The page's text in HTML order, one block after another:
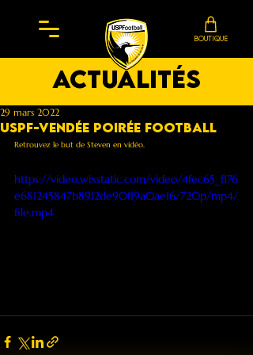
BOUTIQUE
actualités
USPF-Vendée Poirée Football
29 mars 2022
Retrouvez le but de Steven en vidéo.
https://video.wixstatic.com/video/4fec65_f176
e681245847b8912de90f19a0ae16/720p/mp4/
file.mp4